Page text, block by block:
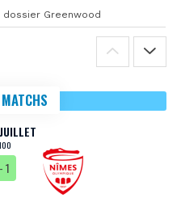
Greenwood
- 1